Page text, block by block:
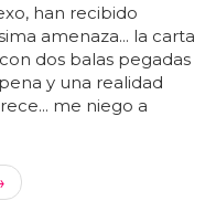
han recibido
amenaza... la carta
dos balas pegadas
y una realidad
me niego a